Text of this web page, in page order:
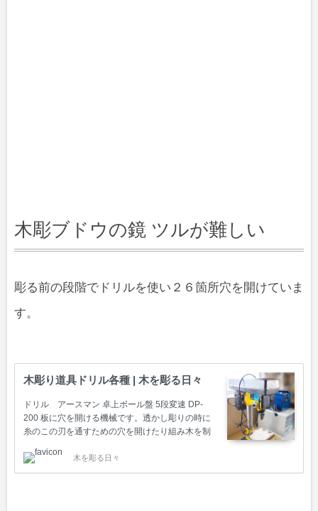
木彫ブドウの鏡 ツルが難しい
彫る前の段階でドリルを使い２６箇所穴を開けていま
す。
木彫り道具ドリル各種 | 木を彫る日々
ドリル アースマン 卓上ボール盤 5段変速 DP-
200 板に穴を開ける機械です。透かし彫りの時に
糸のこの刃を通すための穴を開けたり組み木を制
ます。ずっと手動のドリルしか家に無かったので
すが18年前にホームセンターで購入しました。
木を彫る日々